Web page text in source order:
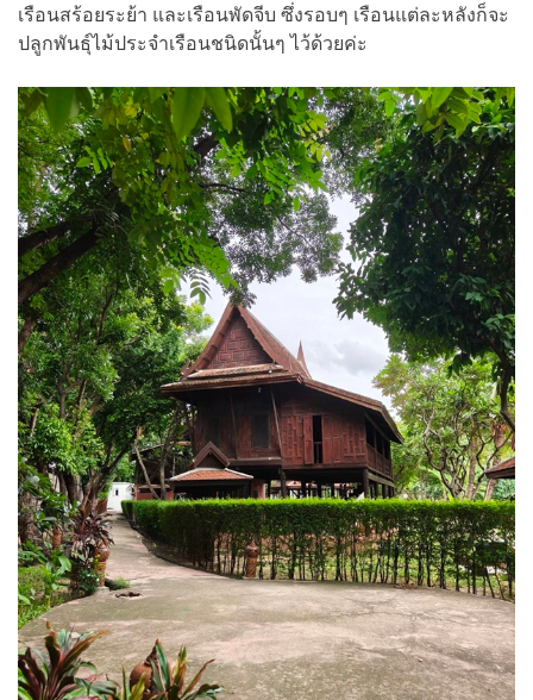
เรือนสร้อยระย้า และเรือนพัดจีบ ซึ่งรอบๆ เรือนแต่ละหลังก็จะ
ปลูกพันธุ์ไม้ประจำเรือนชนิดนั้นๆ ไว้ด้วยค่ะ